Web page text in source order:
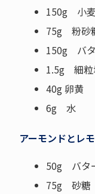
150g 小麦
75g 粉砂
150g バ
1.5g 細
40g 卵黄
6g 水
アーモンドとレ
50g バタ
75g 砂糖